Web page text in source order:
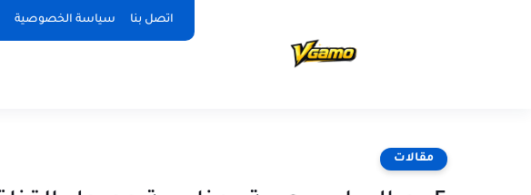
اتصل بنا سياسة الخصوصية
مقالات